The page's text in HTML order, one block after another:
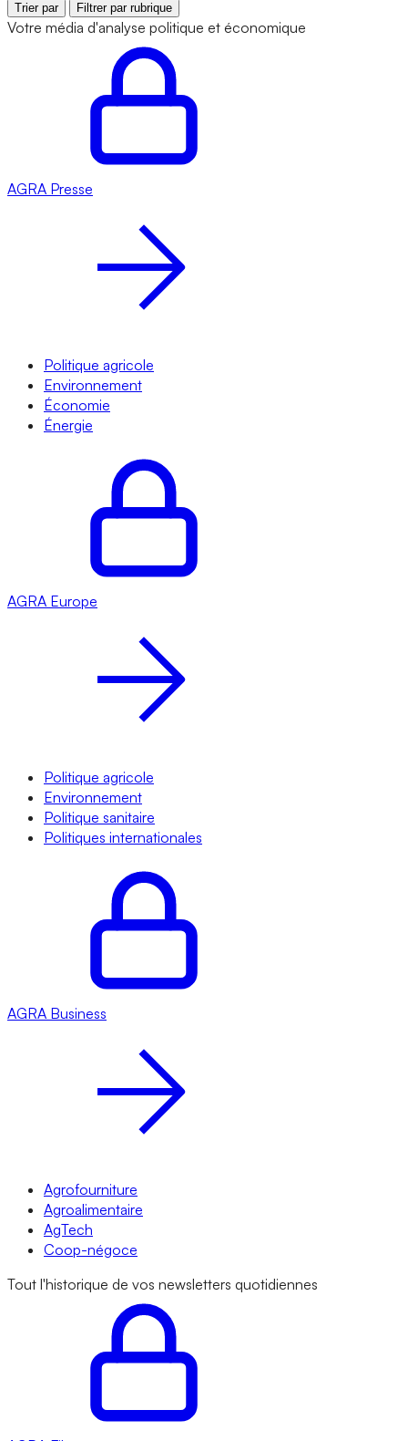
Trier par Filtrer par rubrique
Votre média d'analyse politique et économique
AGRA Presse
Politique agricole
Environnement
Économie
Énergie
AGRA Europe
Politique agricole
Environnement
Politique sanitaire
Politiques internationales
AGRA Business
Agrofourniture
Agroalimentaire
AgTech
Coop-négoce
Tout l'historique de vos newsletters quotidiennes